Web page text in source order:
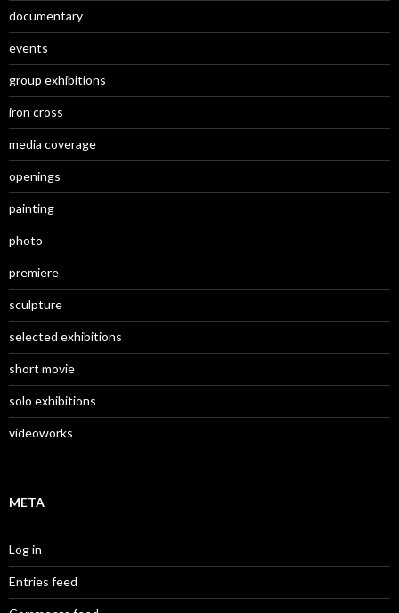
documentary
events
group exhibitions
iron cross
media coverage
openings
painting
photo
premiere
sculpture
selected exhibitions
short movie
solo exhibitions
videoworks
META
Log in
Entries feed